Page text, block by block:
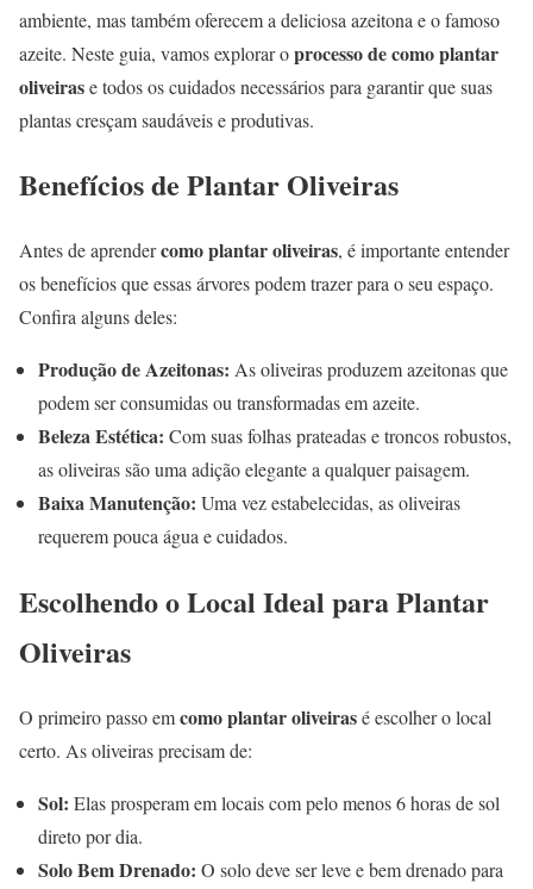
ambiente, mas também oferecem a deliciosa azeitona e o famoso
azeite. Neste guia, vamos explorar oprocesso de como plantar
oliveirase todos os cuidados necessários para garantir que suas
plantas cresçam saudáveis e produtivas.
Benefícios de Plantar Oliveiras
Antes de aprendercomo plantar oliveiras, é importante entender
os benefícios que essas árvores podem trazer para o seu espaço.
Confira alguns deles:
Produção de Azeitonas: As oliveiras produzem azeitonas que
podem ser consumidas ou transformadas em azeite.
Beleza Estética: Com suas folhas prateadas e troncos robustos,
as oliveiras são uma adição elegante a qualquer paisagem.
Baixa Manutenção: Uma vez estabelecidas, as oliveiras
requerem pouca água e cuidados.
Escolhendo o Local Ideal para Plantar
Oliveiras
O primeiro passo emcomo plantar oliveirasé escolher o local
certo. As oliveiras precisam de:
Sol: Elas prosperam em locais com pelo menos 6 horas de sol
direto por dia.
Solo Bem Drenado: O solo deve ser leve e bem drenado para